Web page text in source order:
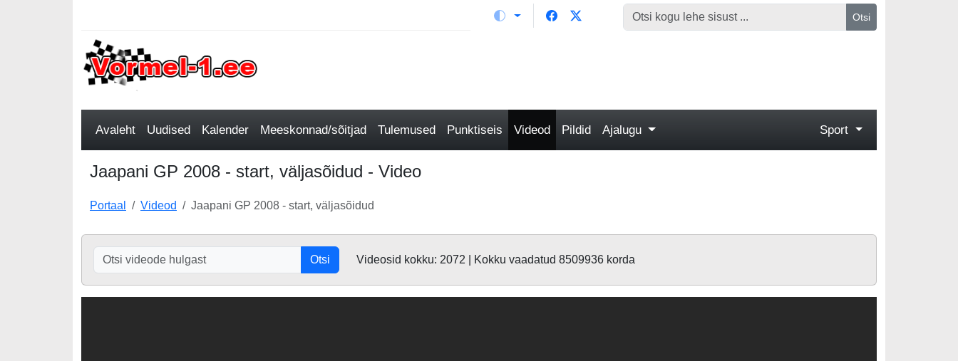
Otsi
Avaleht Uudised Kalender Meeskonnad/sõitjad Tulemused Punktiseis Videod Pildid Ajalugu Sport
Jaapani GP 2008 - start, väljasõidud - Video
Portaal Videod Jaapani GP 2008 - start, väljasõidud
Otsi Videosid kokku: 2072 | Kokku vaadatud 8509936 korda